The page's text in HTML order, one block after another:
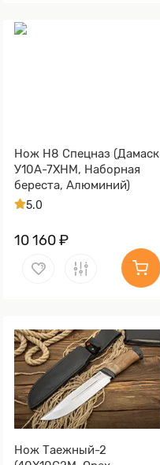
Нож Н8 Спецназ (Дамаск
У10А-7ХНМ, Наборная
береста, Алюминий)
5.0
10 160 ₽
Нож Таежный-2